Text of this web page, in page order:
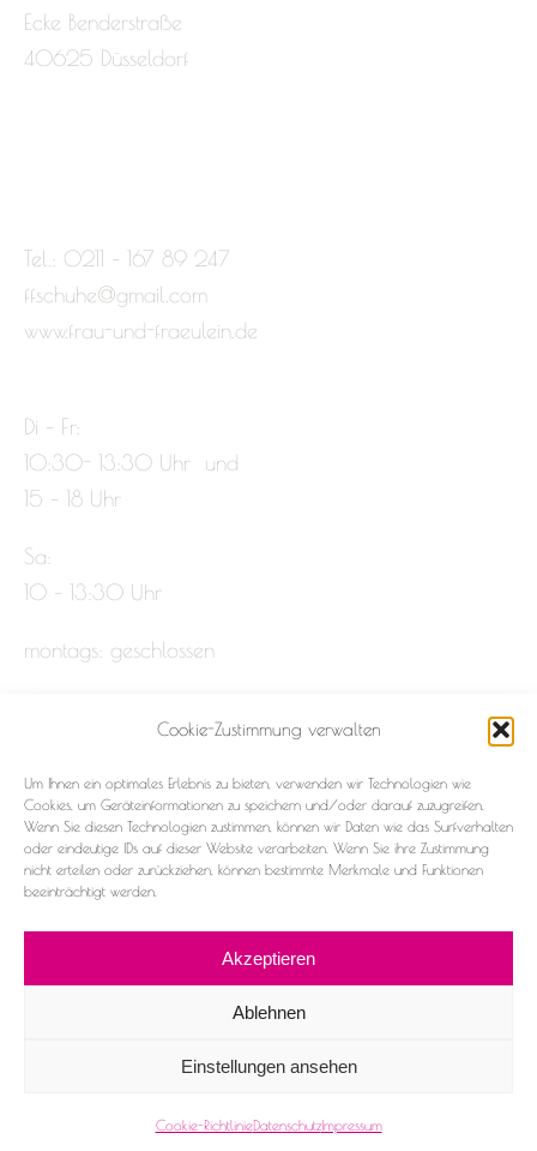
Cookie-Zustimmung verwalten
Um Ihnen ein optimales Erlebnis zu bieten, verwenden wir Technologien wie
Cookies, um Geräteinformationen zu speichern und/oder darauf zuzugreifen.
Wenn Sie diesen Technologien zustimmen, können wir Daten wie das Surfverhalten
oder eindeutige IDs auf dieser Website verarbeiten. Wenn Sie ihre Zustimmung
nicht erteilen oder zurückziehen, können bestimmte Merkmale und Funktionen
beeinträchtigt werden.
Akzeptieren
Ablehnen
Einstellungen ansehen
Cookie-RichtlinieDatenschutzImpressum
Ecke Benderstraße
40625 Düsseldorf
Tel.: 0211 – 167 89 247
ffschuhe@gmail.com
www.frau-und-fraeulein.de
Di – Fr:
10:30- 13:30 Uhr und
15 – 18 Uhr
Sa:
10 – 13:30 Uhr
montags: geschlossen
Datenschutz
Cookie-Richtlinie (EU)